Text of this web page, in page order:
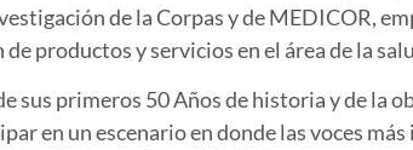
de la Corpas y de MEDICOR,
productos y servicios en el área de la
sus primeros 50 Años de historia y de la
en un escenario en donde las voces